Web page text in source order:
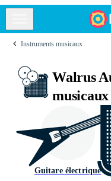
Instruments musicaux
Walrus
musicaux
Guitare électrique